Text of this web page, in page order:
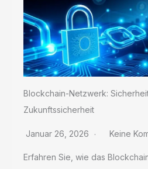
Blockchain-Netzwerk:
Zukunftssicherheit
Januar 26, 2026 Keine
Erfahren Sie, wie das